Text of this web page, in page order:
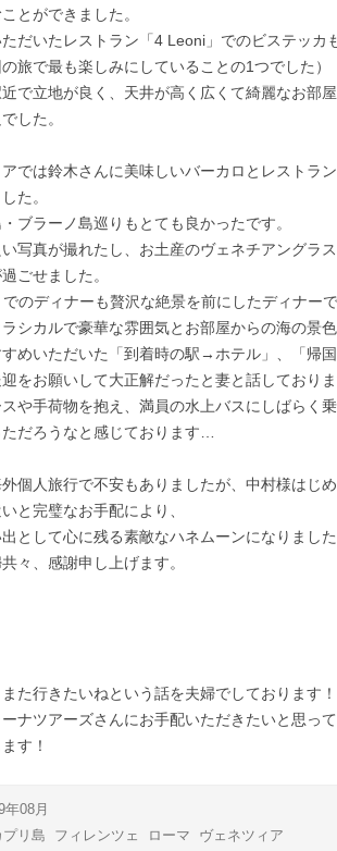
とができました。
だいたレストラン「4 Leoni」でのビステッカ
の旅で最も楽しみにしていることの1つでした）
で立地が良く、天井が高く広くて綺麗なお部
した。
では鈴木さんに美味しいバーカロとレストラ
た。
ブラーノ島巡りもとても良かったです。
写真が撮れたし、お土産のヴェネチアングラ
ごせました。
でのディナーも贅沢な絶景を前にしたディナー
シカルで豪華な雰囲気とお部屋からの海の景色
すめいただいた「到着時の駅→ホテル」、「帰
をお願いして大正解だったと妻と話しておりま
や手荷物を抱え、満員の水上バスにしばらく
だろうなと感じております…
個人旅行で不安もありましたが、中村様はじ
と完璧なお手配により、
として心に残る素敵なハネムーンになりました
々、感謝申し上げます。
た行きたいねという話を夫婦でしております！
ナツアーズさんにお手配いただきたいと思っ
す！
08月
プリ島 フィレンツェ ローマ ヴェネツィア